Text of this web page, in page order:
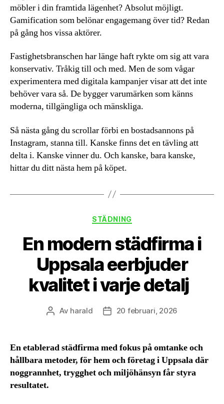
möbler i din framtida lägenhet? Absolut möjligt.
Gamification som belönar engagemang över tid? Redan
på gång hos vissa aktörer.
Fastighetsbranschen har länge haft rykte om sig att vara
konservativ. Tråkig till och med. Men de som vågar
experimentera med digitala kampanjer visar att det inte
behöver vara så. De bygger varumärken som känns
moderna, tillgängliga och mänskliga.
Så nästa gång du scrollar förbi en bostadsannons på
Instagram, stanna till. Kanske finns det en tävling att
delta i. Kanske vinner du. Och kanske, bara kanske,
hittar du ditt nästa hem på köpet.
Kategorier
STÄDNING
En modern städfirma i
Uppsala eerbjuder
kvalitet i varje detalj
Inläggsförfattare
Av harald Inläggsdatum
20 februari, 2026
En etablerad städfirma med fokus på omtanke och
hållbara metoder, för hem och företag i Uppsala där
noggrannhet, trygghet och miljöhänsyn får styra
resultatet.